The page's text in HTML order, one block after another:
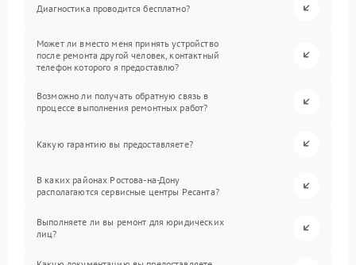
Диагностика проводится бесплатно?
Может ли вместо меня принять устройство
после ремонта другой человек, контактный
телефон которого я предоставлю?
Возможно ли получать обратную связь в
процессе выполнения ремонтных работ?
Какую гарантию вы предоставляете?
В каких районах Ростова-на-Дону
располагаются сервисные центры Ресанта?
Выполняете ли вы ремонт для юридических
лиц?